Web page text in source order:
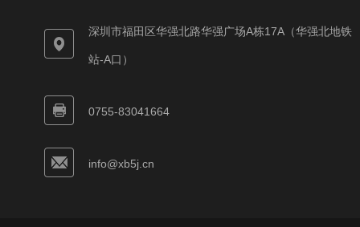
深圳市福田区华强北路华强广场A栋17A（华强北地铁
站-A口）
0755-83041664
info@xb5j.cn